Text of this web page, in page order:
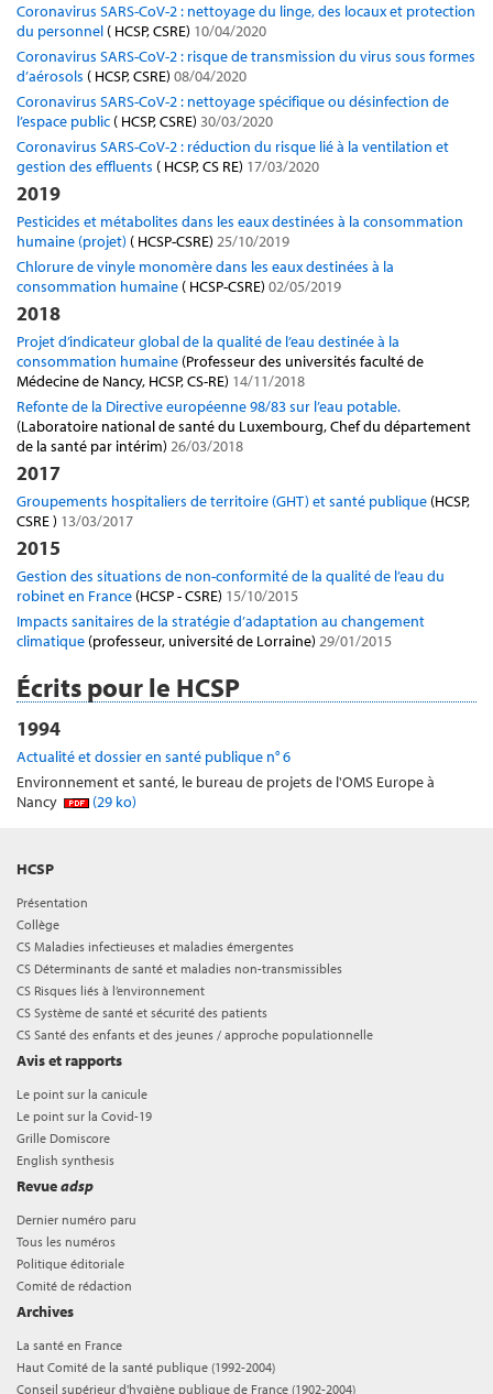
Coronavirus SARS-CoV-2 : nettoyage du linge, des locaux et protection
du personnel ( HCSP, CSRE) 10/04/2020
Coronavirus SARS-CoV-2 : risque de transmission du virus sous formes
d’aérosols ( HCSP, CSRE) 08/04/2020
Coronavirus SARS-CoV-2 : nettoyage spécifique ou désinfection de
l’espace public ( HCSP, CSRE) 30/03/2020
Coronavirus SARS-CoV-2 : réduction du risque lié à la ventilation et
gestion des effluents ( HCSP, CS RE) 17/03/2020
2019
Pesticides et métabolites dans les eaux destinées à la consommation
humaine (projet) ( HCSP-CSRE) 25/10/2019
Chlorure de vinyle monomère dans les eaux destinées à la
consommation humaine ( HCSP-CSRE) 02/05/2019
2018
Projet d’indicateur global de la qualité de l’eau destinée à la
consommation humaine (Professeur des universités faculté de
Médecine de Nancy, HCSP, CS-RE) 14/11/2018
Refonte de la Directive européenne 98/83 sur l’eau potable.
(Laboratoire national de santé du Luxembourg, Chef du département
de la santé par intérim) 26/03/2018
2017
Groupements hospitaliers de territoire (GHT) et santé publique (HCSP,
CSRE ) 13/03/2017
2015
Gestion des situations de non-conformité de la qualité de l’eau du
robinet en France (HCSP - CSRE) 15/10/2015
Impacts sanitaires de la stratégie d’adaptation au changement
climatique (professeur, université de Lorraine) 29/01/2015
Écrits pour le HCSP
1994
Actualité et dossier en santé publique n° 6
Environnement et santé, le bureau de projets de l'OMS Europe à
Nancy
(29 ko)
HCSP
Présentation
Collège
CS Maladies infectieuses et maladies émergentes
CS Déterminants de santé et maladies non-transmissibles
CS Risques liés à l’environnement
CS Système de santé et sécurité des patients
CS Santé des enfants et des jeunes / approche populationnelle
Avis et rapports
Le point sur la canicule
Le point sur la Covid-19
Grille Domiscore
English synthesis
Revueadsp
Dernier numéro paru
Tous les numéros
Politique éditoriale
Comité de rédaction
Archives
La santé en France
Haut Comité de la santé publique (1992-2004)
Conseil supérieur d'hygiène publique de France (1902-2004)